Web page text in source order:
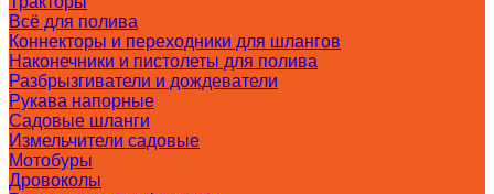
Всё для полива
Коннекторы и переходники для шлангов
Наконечники и пистолеты для полива
Разбрызгиватели и дождеватели
Рукава напорные
Садовые шланги
Измельчители садовые
Мотобуры
Дровоколы